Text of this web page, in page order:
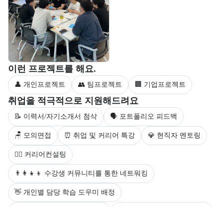
이런 프로젝트를 해요.
부트캠프 과정에서 진행하는 프로젝트 유형을 안내한다.
👤 개인프로젝트 👥 팀프로젝트 🏢 기업프로젝트
취업을 적극적으로 지원해드려요
부트캠프 수강생을 대상으로 제공되는 취업 지원 서비스를 안내한다.
📝 이력서/자기소개서 첨삭 🗣 포트폴리오 피드백
🪑 모의면접 ⏰ 취업 및 커리어 특강 💎 현직자 멘토링
💁‍♀️ 커리어컨설팅
👨‍👩‍👧‍👦 수강생 커뮤니티를 통한 네트워킹
👋 개인별 담당 학습 도우미 배정